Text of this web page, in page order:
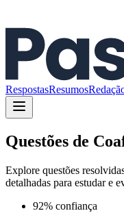
RespostasResumos
Questões de
Explore questões
detalhadas para estudar e
92% confiança